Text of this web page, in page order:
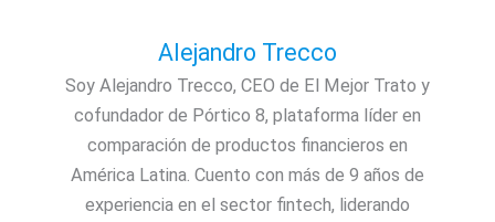
Alejandro Trecco
Soy Alejandro Trecco, CEO de El Mejor Trato y
cofundador de Pórtico 8, plataforma líder en
comparación de productos financieros en
América Latina. Cuento con más de 9 años de
experiencia en el sector fintech, liderando